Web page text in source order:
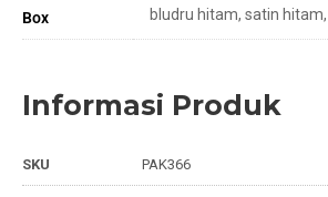
Box bludru hitam, satin
Informasi Produk
SKU PAK366